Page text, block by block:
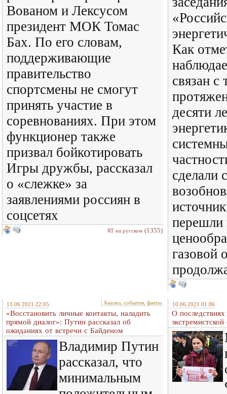
Вованом и Лексусом
президент МОК Томас
Бах. По его словам,
поддерживающие
правительство
спортсмены не смогут
принять участие в
соревнованиях. При этом
функционер также
призвал бойкотировать
Игры дружбы, рассказал
о «слежке» за
заявлениями россиян в
соцсетях
RT на русском (1355)
Как
связан с
десяти
сделали
перешли
газовой
13.06.2021 22:05 Анализ, события, факты
«Восстановить личные контакты, наладить
прямой диалог»: Путин рассказал об
ожиданиях от встречи с Байденом
Владимир Путин
рассказал, что
минимальным
10.06.2021 01:06
О
экстремистской